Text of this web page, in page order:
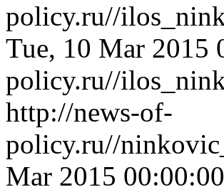
policy.ru//
Tue, 10 Mar 2015
policy.ru//
http://news-of-
policy.ru//
Mar 2015